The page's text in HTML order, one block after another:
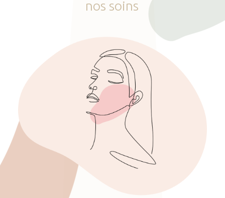
nos soins